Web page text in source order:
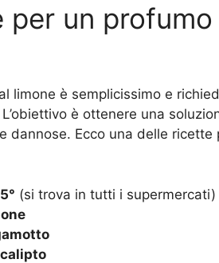
un
al limone è semplicissimo e
è ottenere una
dannose. Ecco una delle ricette
(si trova in tutti i supermercati)